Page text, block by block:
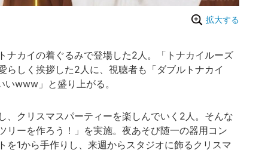
拡大する
カイの着ぐるみで登場した2人。「トナカイルーズ
らしく挨拶した2人に、視聴者も「ダブルトナカイ
www」と盛り上がる。
クリスマスパーティーを楽しんでいく2人。そんな
リーを作ろう！」を実施。夜あそび随一の器用コン
を1から手作りし、来週からスタジオに飾るクリスマ